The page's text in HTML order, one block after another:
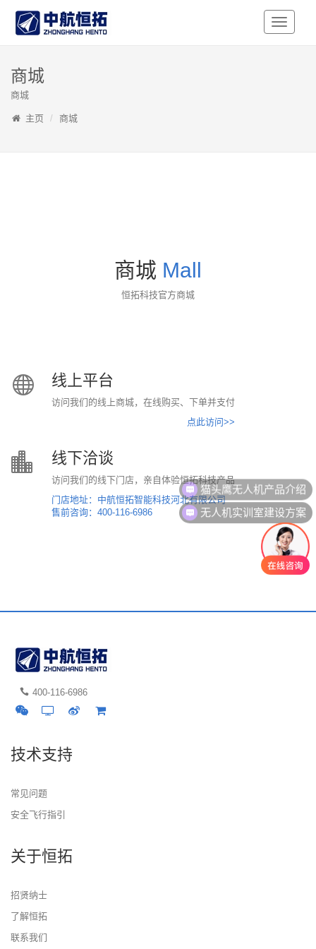
Toggle
商城
商城
主页 商城
商城 Mall
恒拓科技官方商城
线上平台
访问我们的线上商城，在线购买、下单并支付
点此访问>>
线下洽谈
访问我们的线下门店，亲自体验恒拓科技产品
门店地址：中航恒拓智能科技河北有限公司
售前咨询：400-116-6986
400-116-6986
技术支持
常见问题
安全飞行指引
关于恒拓
招贤纳士
了解恒拓
联系我们
猫头鹰无人机产品介绍
无人机实训室建设方案